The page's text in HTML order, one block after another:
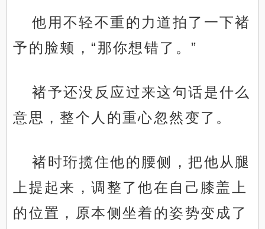
他用不轻不重的力道拍了一下褚
予的脸颊，“那你想错了。”
褚予还没反应过来这句话是什么
意思，整个人的重心忽然变了。
褚时珩揽住他的腰侧，把他从腿
上提起来，调整了他在自己膝盖上
的位置，原本侧坐着的姿势变成了